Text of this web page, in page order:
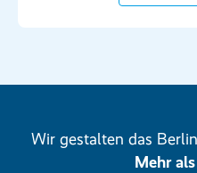
Wir gestalten das
Mehr